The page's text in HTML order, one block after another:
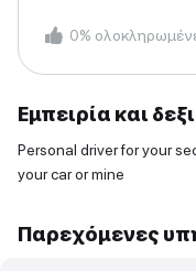
Εμπειρία και
Personal driver for your
your car or mine
Παρεχόμενες
0%